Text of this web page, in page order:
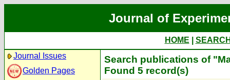
Journal of
HOME
Journal Issues
Golden Pages
Search publications of
Found 5 record(s)